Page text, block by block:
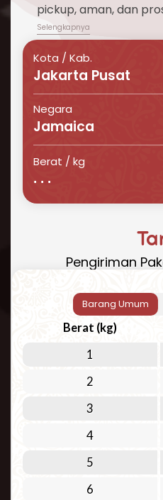
pickup, aman, dan
Butuh layanan
yang cepat, aman, dan
pengiriman paket ke
pengalaman bertahun-
logistik internasional,
diandalkan ke Jamaica
lainnya di seluruh dunia.
Cara Kirim Paket
Mudah dan Efisien
Kirim paket ke Jamaica
mudah dengan layanan
tinggi untuk memenuhi
pelanggan. Pengiriman
ideal untuk:
Kota / Kab.
Jakarta Pusat
Negara
Jamaica
Berat / kg
Pengiriman
Barang Umum
Berat (kg)
1
2
3
4
5
6